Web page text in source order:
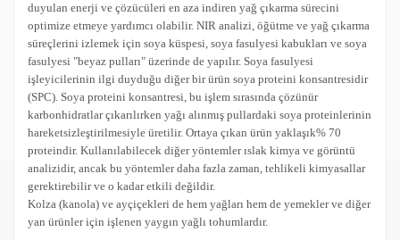
duyulan enerji ve çözücüleri en aza indiren yağ çıkarma sürecini
optimize etmeye yardımcı olabilir. NIR analizi, öğütme ve yağ çıkarma
süreçlerini izlemek için soya küspesi, soya fasulyesi kabukları ve soya
fasulyesi "beyaz pulları" üzerinde de yapılır. Soya fasulyesi
işleyicilerinin ilgi duyduğu diğer bir ürün soya proteini konsantresidir
(SPC). Soya proteini konsantresi, bu işlem sırasında çözünür
karbonhidratlar çıkarılırken yağı alınmış pullardaki soya proteinlerinin
hareketsizleştirilmesiyle üretilir. Ortaya çıkan ürün yaklaşık% 70
proteindir. Kullanılabilecek diğer yöntemler ıslak kimya ve görüntü
analizidir, ancak bu yöntemler daha fazla zaman, tehlikeli kimyasallar
gerektirebilir ve o kadar etkili değildir.
Kolza (kanola) ve ayçiçekleri de hem yağları hem de yemekler ve diğer
yan ürünler için işlenen yaygın yağlı tohumlardır.